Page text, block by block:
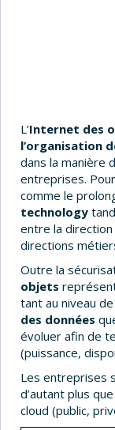
L’Internet des
l’organisation
dans la manière
entreprises.
comme le
technology
entre la
directions
Outre la
objets
tant au niveau de
des données
évoluer afin de
(puissance,
Les entreprises
d’autant plus
cloud (public,